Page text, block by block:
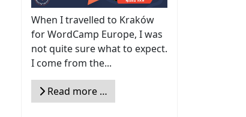
When I travelled to Kraków
for WordCamp Europe, I was
not quite sure what to expect.
I come from the...
Read more …